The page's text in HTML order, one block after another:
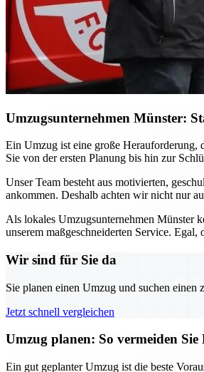
Umzugsunternehmen Münster:
Ein Umzug ist eine große Herauforderung,
Sie von der ersten Planung bis hin zur
Unser Team besteht aus motivierten,
ankommen. Deshalb achten wir nicht nur
Als lokales Umzugsunternehmen Münster
unserem maßgeschneiderten Service.
Wir sind für Sie da
Sie planen einen Umzug und suchen einen
Jetzt schnell vergleichen
Umzug planen: So vermeiden
Ein gut geplanter Umzug ist die beste